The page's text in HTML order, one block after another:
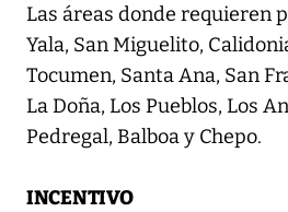
Las áreas donde requieren
Yala, San Miguelito,
Tocumen, Santa Ana, San
La Doña, Los Pueblos, Los
Pedregal, Balboa y Chepo.
INCENTIVO